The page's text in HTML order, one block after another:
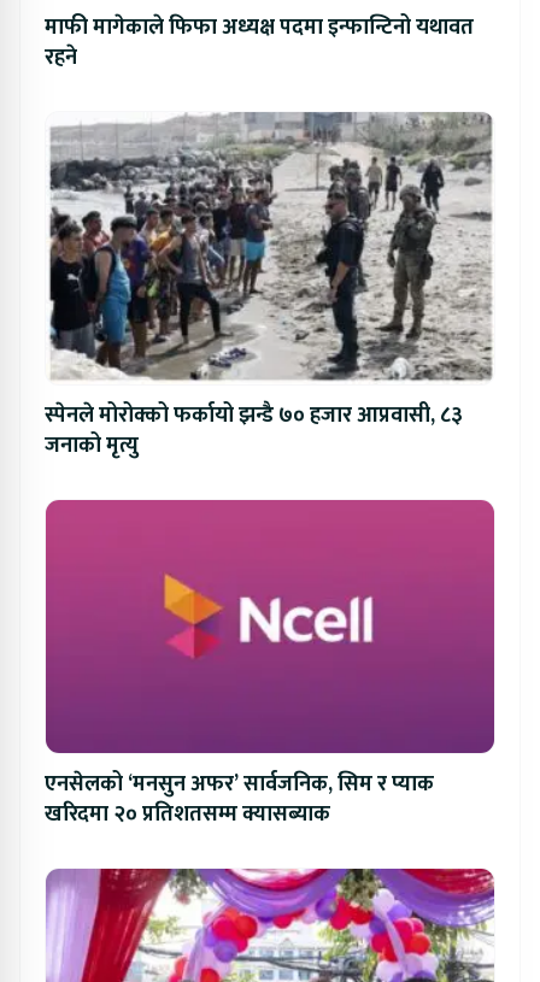
माफी मागेकाले फिफा अध्यक्ष पदमा इन्फान्टिनो यथावत
रहने
स्पेनले मोरोक्को फर्कायो झन्डै ७० हजार आप्रवासी, ८३
जनाको मृत्यु
एनसेलको ‘मनसुन अफर’ सार्वजनिक, सिम र प्याक
खरिदमा २० प्रतिशतसम्म क्यासब्याक